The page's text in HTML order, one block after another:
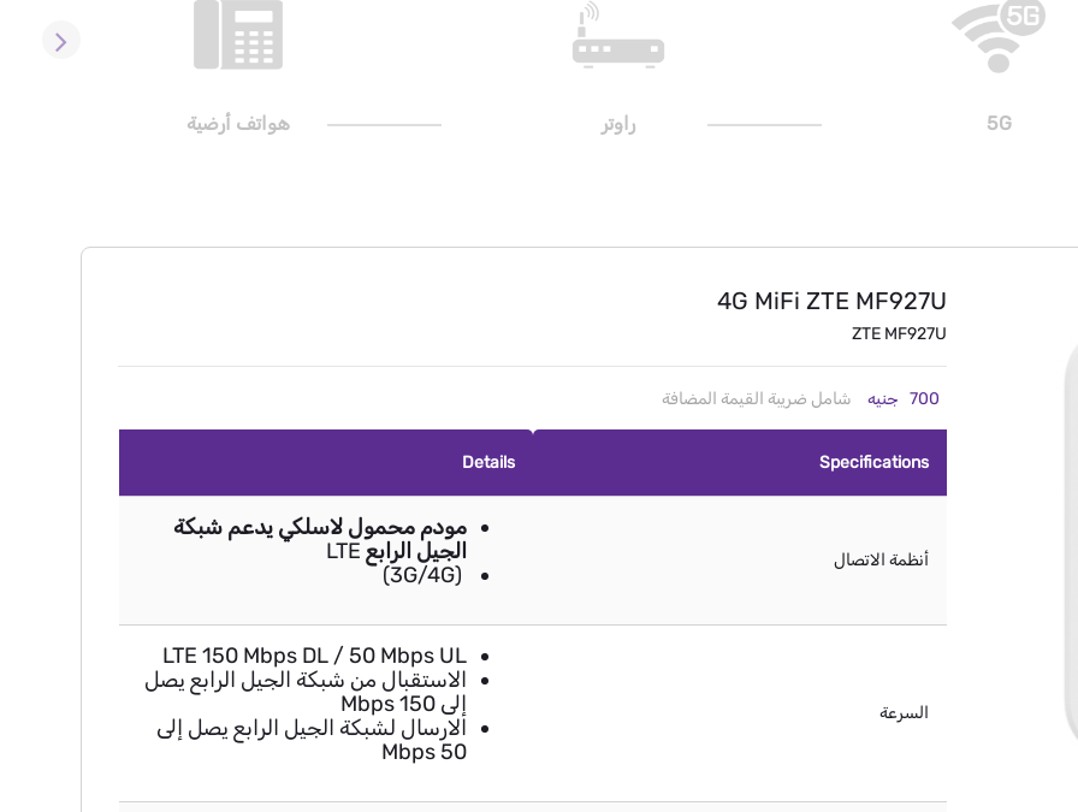
5G راوتر هواتف أرضية
4G MiFi ZTE MF927U
ZTE MF927U
700 جنيه شامل ضريبة القيمة المضافة
Specifications
Details
أنظمة الاتصال
مودم محمول لاسلكي يدعم شبكة
الجيل الرابع
(3G/4G)
السرعة
LTE 150 Mbps DL / 50 Mbps UL
الاستقبال من شبكة الجيل الرابع يصل
إلى 150 Mbps
الارسال لشبكة الجيل الرابع يصل إلى
50 Mbps